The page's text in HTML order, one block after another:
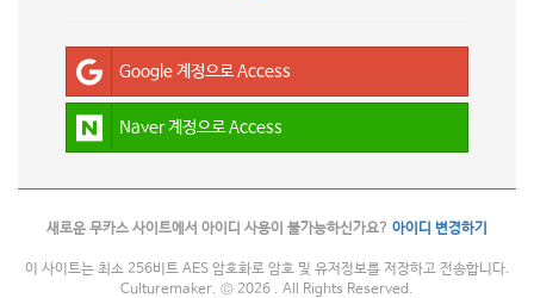
Google 계정으로 Access
Naver 계정으로 Access
새로운 무카스 사이트에서 아이디 사용이 불가능하신가요? 아이디 변경하기
이 사이트는 최소 256비트 AES 암호화로 암호 및 유저정보를 저장하고 전송합니다.
Culturemaker. © 2026 . All Rights Reserved.